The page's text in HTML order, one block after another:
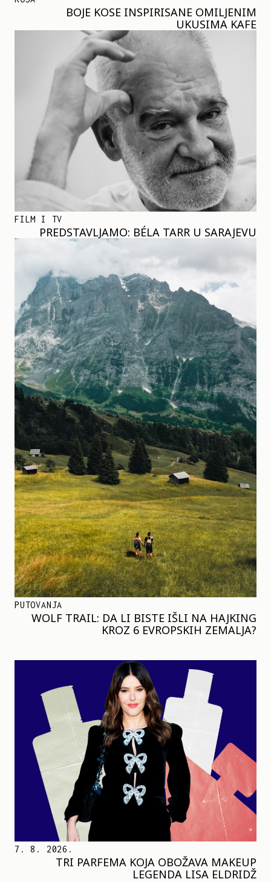
BOJE KOSE INSPIRISANE OMILJENIM
UKUSIMA KAFE
FILM I TV
PREDSTAVLJAMO: BÉLA TARR U SARAJEVU
PUTOVANJA
WOLF TRAIL: DA LI BISTE IŠLI NA HAJKING
KROZ 6 EVROPSKIH ZEMALJA?
7. 8. 2026.
TRI PARFEMA KOJA OBOŽAVA MAKEUP
LEGENDA LISA ELDRIDŽ